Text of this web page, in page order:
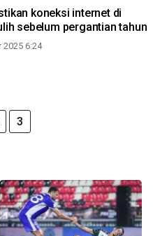
koneksi internet di
sebelum pergantian tahun
2025 6:24
3